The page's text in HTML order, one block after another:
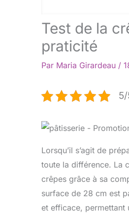
Test de la
praticité
Par Maria Girardeau /
Lorsqu’il s’agit de
toute la différence. La
crêpes grâce à sa
surface de 28 cm est
et efficace, permettant